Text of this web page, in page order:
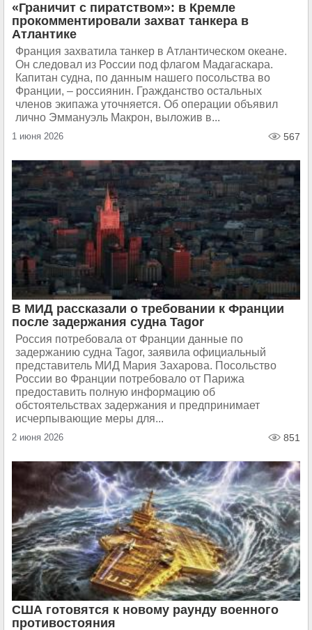
«Граничит с пиратством»: в Кремле
прокомментировали захват танкера в
Атлантике
Франция захватила танкер в Атлантическом океане.
Он следовал из России под флагом Мадагаскара.
Капитан судна, по данным нашего посольства во
Франции, – россиянин. Гражданство остальных
членов экипажа уточняется. Об операции объявил
лично Эммануэль Макрон, выложив в...
1 июня 2026 567
В МИД рассказали о требовании к Франции
после задержания судна Tagor
Россия потребовала от Франции данные по
задержанию судна Tagor, заявила официальный
представитель МИД Мария Захарова. Посольство
России во Франции потребовало от Парижа
предоставить полную информацию об
обстоятельствах задержания и предпринимает
исчерпывающие меры для...
2 июня 2026 851
США готовятся к новому раунду военного
противостояния